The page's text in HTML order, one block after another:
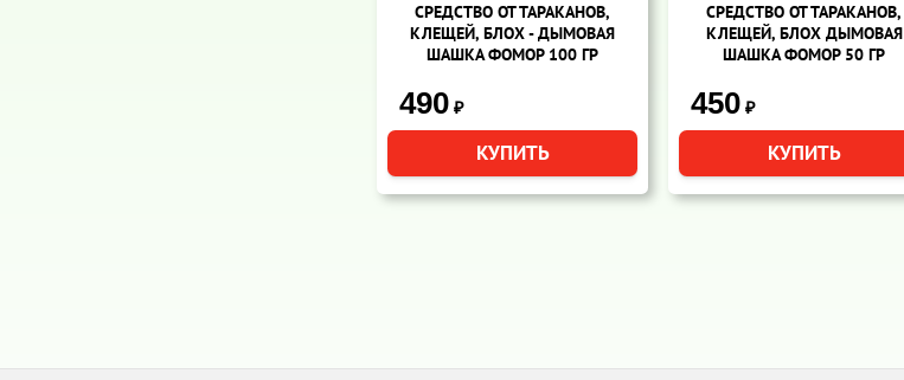
СРЕДСТВО ОТ ТАРАКАНОВ,
КЛЕЩЕЙ, БЛОХ - ДЫМОВАЯ
ШАШКА ФОМОР 100 ГР
490 ₽
СРЕДСТВО ОТ ТАРАКАНОВ,
КЛЕЩЕЙ, БЛОХ ДЫМОВАЯ
ШАШКА ФОМОР 50 ГР
450 ₽